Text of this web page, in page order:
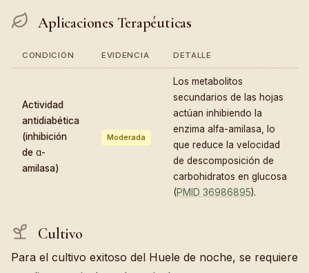
Aplicaciones Terapéuticas
CONDICIÓN EVIDENCIA DETALLE
Actividad
antidiabética
(inhibición
de α-
amilasa)
Moderada
Los metabolitos
secundarios de las hojas
actúan inhibiendo la
enzima alfa-amilasa, lo
que reduce la velocidad
de descomposición de
carbohidratos en glucosa
(PMID 36986895).
Cultivo
Para el cultivo exitoso del Huele de noche, se requiere